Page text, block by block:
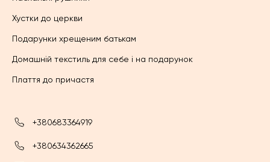
Хустки до церкви
Подарунки хрещеним батькам
Домашній текстиль для себе і на подарунок
Плаття до причастя
+380683364919
+380634362665